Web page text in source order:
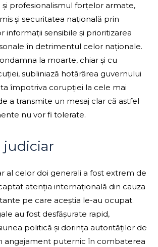
profesionalismul forțelor armate,
și securitatea națională prin
informații sensibile și prioritizarea
în detrimentul celor naționale.
la moarte, chiar și cu
subliniază hotărârea guvernului
împotriva corupției la cele mai
a transmite un mesaj clar că astfel
nu vor fi tolerate.
judiciar
al celor doi generali a fost extrem de
atenția internațională din cauza
pe care aceștia le-au ocupat.
au fost desfășurate rapid,
politică și dorința autorităților de
angajament puternic în combaterea